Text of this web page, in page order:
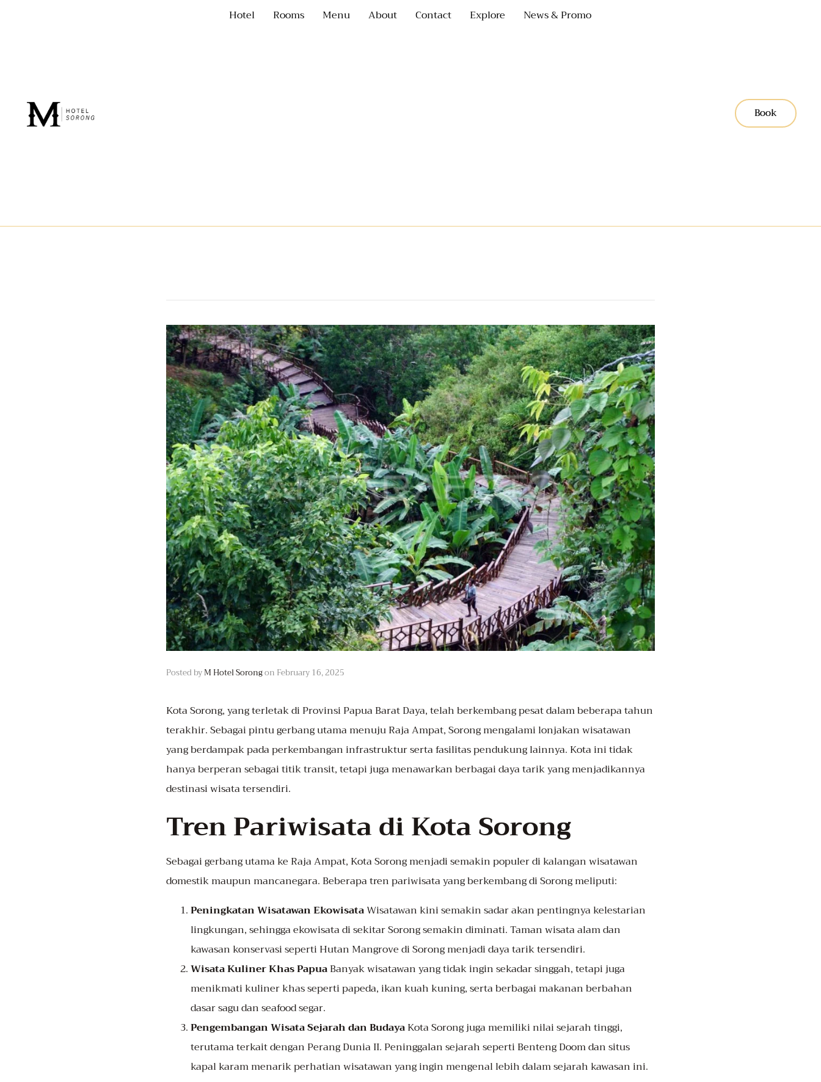
Hotel Rooms Menu About Contact Explore News & Promo
Book
Posted byM Hotel Sorongon February 16, 2025
Kota Sorong, yang terletak di Provinsi Papua Barat Daya, telah berkembang pesat dalam beberapa tahun
terakhir. Sebagai pintu gerbang utama menuju Raja Ampat, Sorong mengalami lonjakan wisatawan
yang berdampak pada perkembangan infrastruktur serta fasilitas pendukung lainnya. Kota ini tidak
hanya berperan sebagai titik transit, tetapi juga menawarkan berbagai daya tarik yang menjadikannya
destinasi wisata tersendiri.
Tren Pariwisata di Kota Sorong
Sebagai gerbang utama ke Raja Ampat, Kota Sorong menjadi semakin populer di kalangan wisatawan
domestik maupun mancanegara. Beberapa tren pariwisata yang berkembang di Sorong meliputi:
Peningkatan Wisatawan EkowisataWisatawan kini semakin sadar akan pentingnya kelestarian
lingkungan, sehingga ekowisata di sekitar Sorong semakin diminati. Taman wisata alam dan
kawasan konservasi seperti Hutan Mangrove di Sorong menjadi daya tarik tersendiri.
Wisata Kuliner Khas PapuaBanyak wisatawan yang tidak ingin sekadar singgah, tetapi juga
menikmati kuliner khas seperti papeda, ikan kuah kuning, serta berbagai makanan berbahan
dasar sagu dan seafood segar.
Pengembangan Wisata Sejarah dan BudayaKota Sorong juga memiliki nilai sejarah tinggi,
terutama terkait dengan Perang Dunia II. Peninggalan sejarah seperti Benteng Doom dan situs
kapal karam menarik perhatian wisatawan yang ingin mengenal lebih dalam sejarah kawasan ini.